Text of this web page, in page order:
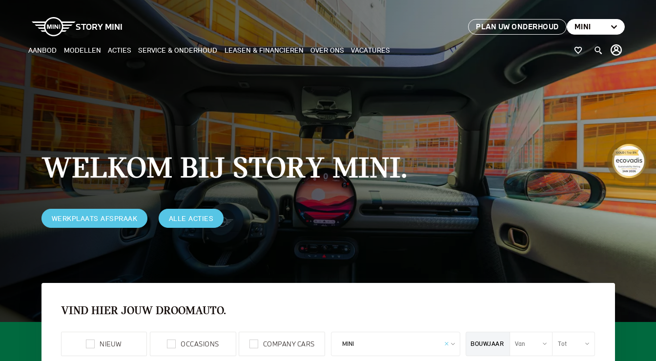
STORY MINI PLAN UW ONDERHOUD MINI
AANBOD MODELLEN
ELEKTRISCH
MINI COOPER ELECTRIC
MINI ACEMAN ELECTRIC
MINI COUNTRYMAN ELECTRIC
JOHN COOPER WORKS
MINI COOPER 3-DEURS
MINI COOPER CABRIO
MINI COOPER 5-DEURS
MINI COUNTRYMAN
JOHN COOPER WORKS
MINI PAUL SMITH EDITION
ACTIES SERVICE & ONDERHOUD LEASEN & FINANCIEREN OVER ONS VACATURES
WELKOM BIJ STORY MINI.
WERKPLAATS AFSPRAAK ALLE ACTIES
VIND HIER JOUW DROOMAUTO.
NIEUW OCCASIONS COMPANY CARS BOUWJAAR